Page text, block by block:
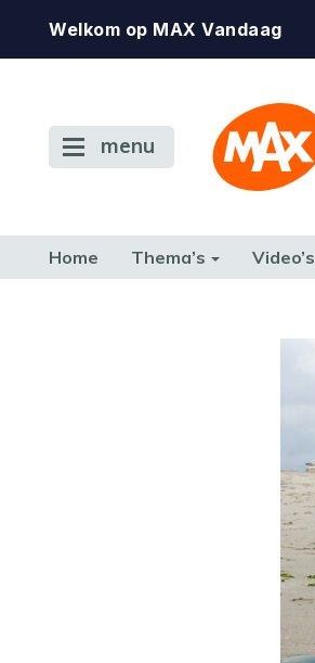
Welkom op MAX Vandaag
menu
Home Thema’s Video’s